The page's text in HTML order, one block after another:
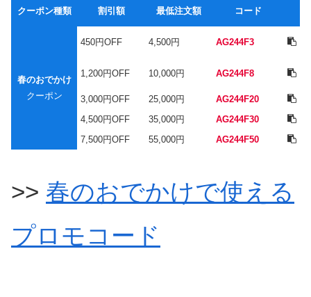
クーポン種類 割引額 最低注文額 コード
春のおでかけ
クーポン
450円OFF 4,500円 AG244F3
1,200円OFF 10,000円 AG244F8
3,000円OFF 25,000円
AG244F20
4,500円OFF 35,000円
AG244F30
7,500円OFF 55,000円 AG244F50
>> 春のおでかけで使える
プロモコード